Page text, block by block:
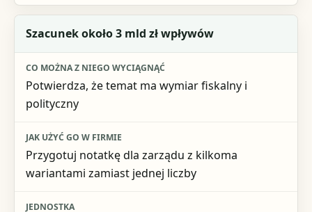
Szacunek około 3 mld zł wpływów
Potwierdza, że temat ma wymiar fiskalny i
polityczny
Przygotuj notatkę dla zarządu z kilkoma
wariantami zamiast jednej liczby